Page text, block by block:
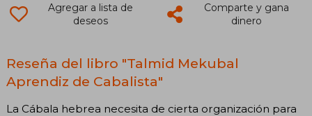
Agregar a lista de
deseos
Comparte y gana
dinero
Reseña del libro "Talmid Mekubal
Aprendiz de Cabalista"
La Cábala hebrea necesita de cierta organización para